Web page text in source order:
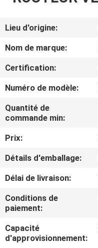
SUJET
DE
NOUS
VISITE
D'USINE
CONTRÔLE
DE
QUALITÉ
CONTACTEZ-
NOUS
Lieu d'origine:
Nom de marque:
Certification:
Numéro de modèle:
Quantité de
commande min:
Prix:
Détails d'emballage:
Délai de livraison:
Conditions de
paiement:
Capacité
d'approvisionnement: